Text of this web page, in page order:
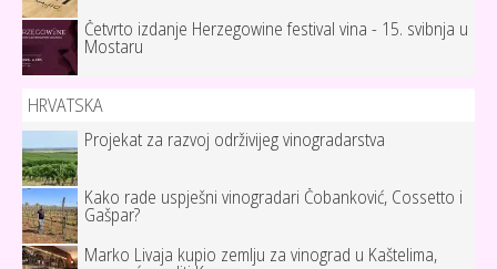
Četvrto izdanje Herzegowine festival vina - 15. svibnja u
Mostaru
HRVATSKA
Projekat za razvoj održivijeg vinogradarstva
Kako rade uspješni vinogradari Čobanković, Cossetto i
Gašpar?
Marko Livaja kupio zemlju za vinograd u Kaštelima,